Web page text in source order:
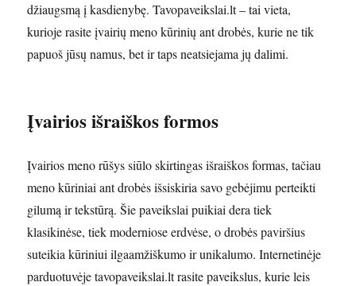
džiaugsmą į kasdienybę. Tavopaveikslai.lt – tai vieta,
kurioje rasite įvairių meno kūrinių ant drobės, kurie ne tik
papuoš jūsų namus, bet ir taps neatsiejama jų dalimi.
Įvairios išraiškos formos
Įvairios meno rūšys siūlo skirtingas išraiškos formas, tačiau
meno kūriniai ant drobės išsiskiria savo gebėjimu perteikti
gilumą ir tekstūrą. Šie paveikslai puikiai dera tiek
klasikinėse, tiek moderniose erdvėse, o drobės paviršius
suteikia kūriniui ilgaamžiškumo ir unikalumo. Internetinėje
parduotuvėje tavopaveikslai.lt rasite paveikslus, kurie leis